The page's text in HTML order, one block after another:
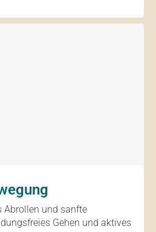
Abrollen und sanfte
Gehen und aktives